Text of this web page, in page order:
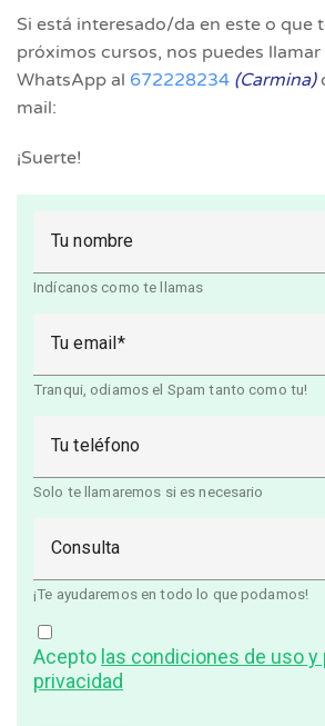
Si está interesado/da en este o que
próximos cursos, nos puedes llamar
WhatsApp al 672228234 (Carmina)
mail:
¡Suerte!
Tu nombre
Indícanos como te llamas
Tu email
Tranqui, odiamos el Spam tanto como tu!
Tu teléfono
Solo te llamaremos si es necesario
Consulta
¡Te ayudaremos en todo lo que podamos!
Acepto las condiciones de uso y
privacidad